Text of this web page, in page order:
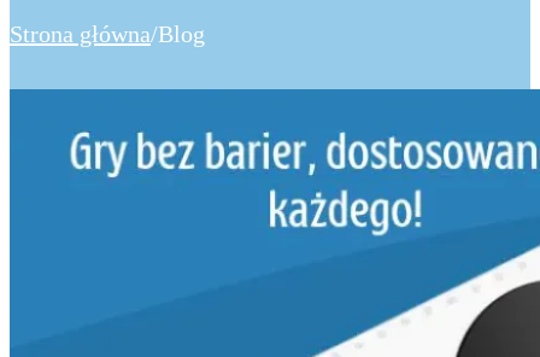
Strona główna/Blog